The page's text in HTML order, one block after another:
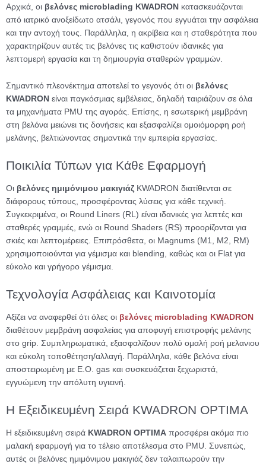
Αρχικά, οι βελόνες microblading KWADRON κατασκευάζονται
από ιατρικό ανοξείδωτο ατσάλι, γεγονός που εγγυάται την ασφάλεια
και την αντοχή τους. Παράλληλα, η ακρίβεια και η σταθερότητα που
χαρακτηρίζουν αυτές τις βελόνες τις καθιστούν ιδανικές για
λεπτομερή εργασία και τη δημιουργία σταθερών γραμμών.
Σημαντικό πλεονέκτημα αποτελεί το γεγονός ότι οι βελόνες
KWADRON είναι παγκόσμιας εμβέλειας, δηλαδή ταιριάζουν σε όλα
τα μηχανήματα PMU της αγοράς. Επίσης, η εσωτερική μεμβράνη
στη βελόνα μειώνει τις δονήσεις και εξασφαλίζει ομοιόμορφη ροή
μελάνης, βελτιώνοντας σημαντικά την εμπειρία εργασίας.
Ποικιλία Τύπων για Κάθε Εφαρμογή
Οι βελόνες ημιμόνιμου μακιγιάζ KWADRON διατίθενται σε
διάφορους τύπους, προσφέροντας λύσεις για κάθε τεχνική.
Συγκεκριμένα, οι Round Liners (RL) είναι ιδανικές για λεπτές και
σταθερές γραμμές, ενώ οι Round Shaders (RS) προορίζονται για
σκιές και λεπτομέρειες. Επιπρόσθετα, οι Magnums (M1, M2, RM)
χρησιμοποιούνται για γέμισμα και blending, καθώς και οι Flat για
εύκολο και γρήγορο γέμισμα.
Τεχνολογία Ασφάλειας και Καινοτομία
Αξίζει να αναφερθεί ότι όλες οι βελόνες microblading KWADRON
διαθέτουν μεμβράνη ασφαλείας για αποφυγή επιστροφής μελάνης
στο grip. Συμπληρωματικά, εξασφαλίζουν πολύ ομαλή ροή μελανιου
και εύκολη τοποθέτηση/αλλαγή. Παράλληλα, κάθε βελόνα είναι
αποστειρωμένη με E.O. gas και συσκευάζεται ξεχωριστά,
εγγυώμενη την απόλυτη υγιεινή.
Η Εξειδικευμένη Σειρά KWADRON OPTIMA
Η εξειδικευμένη σειρά KWADRON OPTIMA προσφέρει ακόμα πιο
μαλακή εφαρμογή για το τέλειο αποτέλεσμα στο PMU. Συνεπώς,
αυτές οι βελόνες ημιμόνιμου μακιγιάζ δεν ταλαιπωρούν την